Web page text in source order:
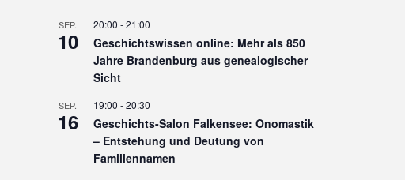
SEP.
10
20:00 -21:00
Geschichtswissen online: Mehr als 850
Jahre Brandenburg aus genealogischer
Sicht
SEP.
16
19:00 -20:30
Geschichts-Salon Falkensee: Onomastik
– Entstehung und Deutung von
Familiennamen